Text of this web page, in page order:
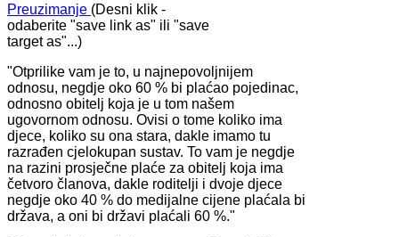
Preuzimanje (Desni klik -
odaberite "save link as" ili "save
target as"...)
"Otprilike vam je to, u najnepovoljnijem
odnosu, negdje oko 60 % bi plaćao pojedinac,
odnosno obitelj koja je u tom našem
ugovornom odnosu. Ovisi o tome koliko ima
djece, koliko su ona stara, dakle imamo tu
razrađen cjelokupan sustav. To vam je negdje
na razini prosječne plaće za obitelj koja ima
četvoro članova, dakle roditelji i dvoje djece
negdje oko 40 % do medijalne cijene plaćala bi
država, a oni bi državi plaćali 60 %."